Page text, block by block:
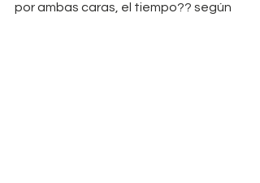
por ambas caras, el tiempo?? según